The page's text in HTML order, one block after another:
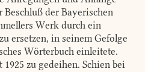
Beschluß der Bayerischen
Werk durch ein
ersetzen, in seinem Gefolge
Wörterbuch einleitete.
zu gedeihen. Schien bei